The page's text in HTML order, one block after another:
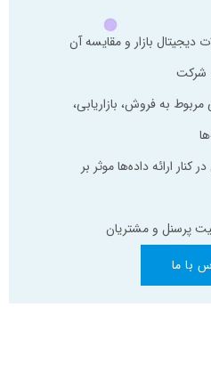
دیجیتال بازار و مقایسه آن
شرکت
به فروش، بازاریابی،
ارائه داده‌ها موثر بر
پرسنل و مشتریان
با ما